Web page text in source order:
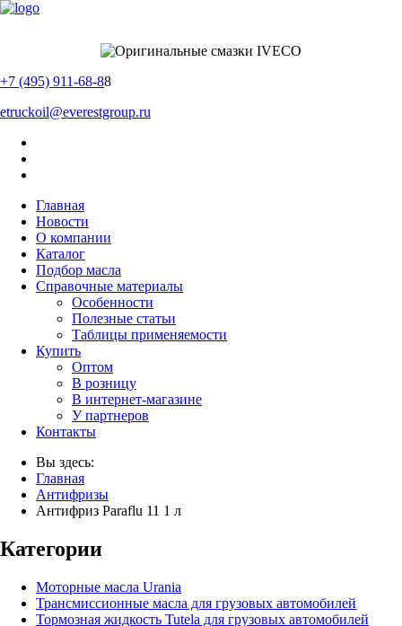
+7 (495) 911-68-88
etruckoil@everestgroup.ru
Главная
Новости
О компании
Каталог
Подбор масла
Справочные материалы
Особенности
Полезные статьи
Таблицы применяемости
Купить
Оптом
В розницу
В интернет-магазине
У партнеров
Контакты
Вы здесь:
Главная
Антифризы
Антифриз Paraflu 11 1 л
Категории
Моторные масла Urania
Трансмиссионные масла для грузовых автомобилей
Тормозная жидкость Tutela для грузовых автомобилей